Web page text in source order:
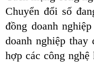
Chuyển đổi số
đồng doanh
doanh nghiệp
hợp các công